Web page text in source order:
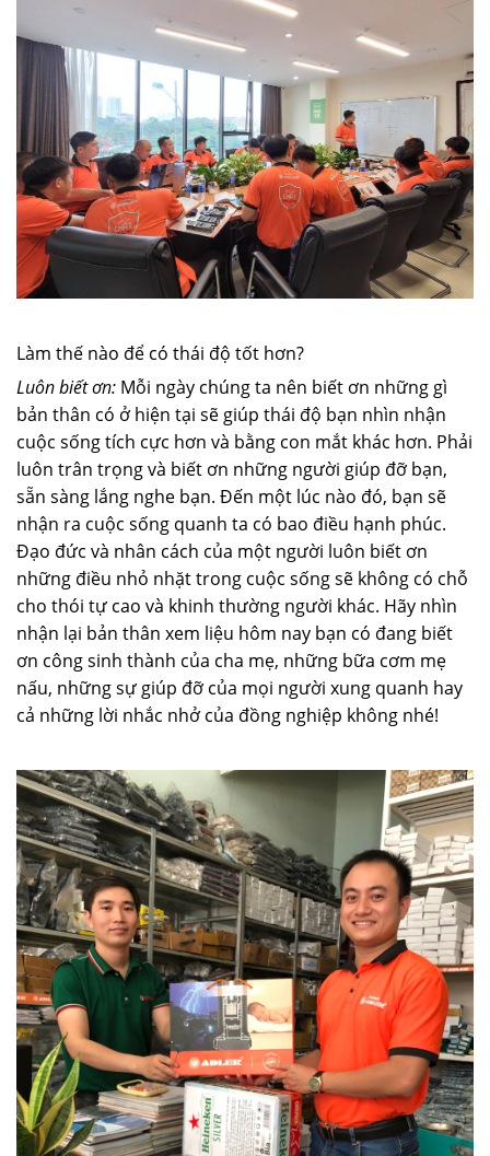
Làm thế nào để có thái độ tốt hơn?
Luôn biết ơn: Mỗi ngày chúng ta nên biết ơn những gì
bản thân có ở hiện tại sẽ giúp thái độ bạn nhìn nhận
cuộc sống tích cực hơn và bằng con mắt khác hơn. Phải
luôn trân trọng và biết ơn những người giúp đỡ bạn,
sẵn sàng lắng nghe bạn. Đến một lúc nào đó, bạn sẽ
nhận ra cuộc sống quanh ta có bao điều hạnh phúc.
Đạo đức và nhân cách của một người luôn biết ơn
những điều nhỏ nhặt trong cuộc sống sẽ không có chỗ
cho thói tự cao và khinh thường người khác. Hãy nhìn
nhận lại bản thân xem liệu hôm nay bạn có đang biết
ơn công sinh thành của cha mẹ, những bữa cơm mẹ
nấu, những sự giúp đỡ của mọi người xung quanh hay
cả những lời nhắc nhở của đồng nghiệp không nhé!